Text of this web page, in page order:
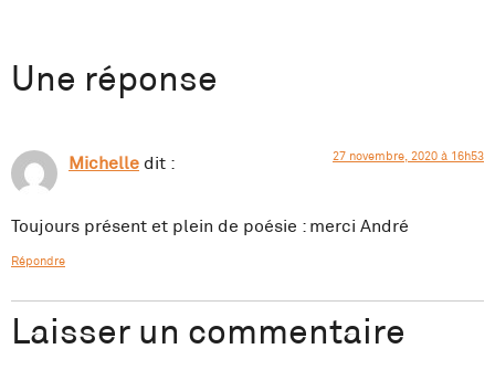
Une réponse
Michelle dit : 27 novembre, 2020 à 16h53
Toujours présent et plein de poésie : merci André
Répondre
Laisser un commentaire